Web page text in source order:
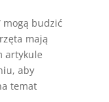
mogą budzić
mają
artykule
aby
temat